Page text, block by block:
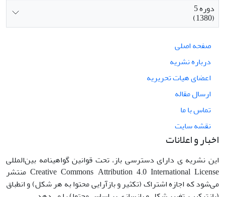
دوره 5
(1380)
صفحه اصلی
درباره نشریه
اعضای هیات تحریریه
ارسال مقاله
تماس با ما
نقشه سایت
اخبار و اعلانات
این نشریه ی دارای دسترسی باز، تحت قوانین گواهینامه بین‌المللی
Creative Commons Attribution 4.0 International License منتشر
می‌شود که اجازه اشتراک (تکثیر و بازآرایی محتوا به هر شکل) و انطباق